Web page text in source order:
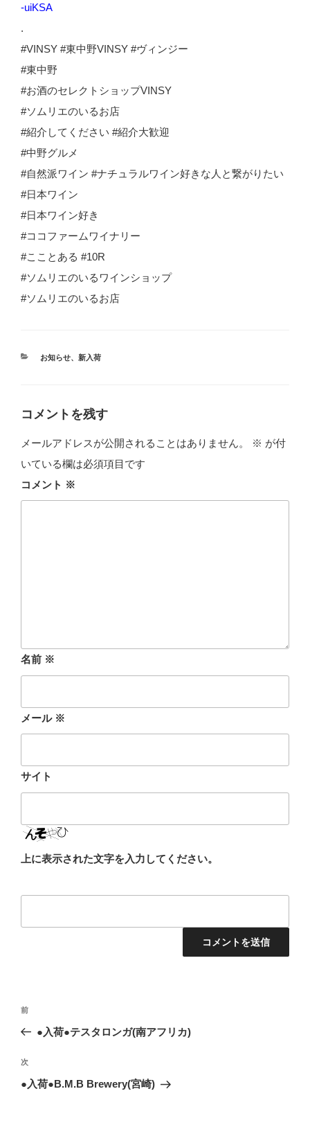
-uiKSA
.
#VINSY #東中野VINSY #ヴィンジー
#東中野
#お酒のセレクトショップVINSY
#ソムリエのいるお店
#紹介してください #紹介大歓迎
#中野グルメ
#自然派ワイン #ナチュラルワイン好きな人と繋がりたい
#日本ワイン
#日本ワイン好き
#ココファームワイナリー
#こことある #10R
#ソムリエのいるワインショップ
#ソムリエのいるお店
カ
お知らせ、 新入荷
コメントを残す
メールアドレスが公開されることはありません。 ※ が付
いている欄は必須項目です
コメント ※
名前 ※
メール ※
サイト
上に表示された文字を入力してください。
投
ビ
ゲ
前
の
稿
前
●入荷●テスタロンガ(南アフリカ)
次
の
次
●入荷●B.M.B Brewery(宮崎)